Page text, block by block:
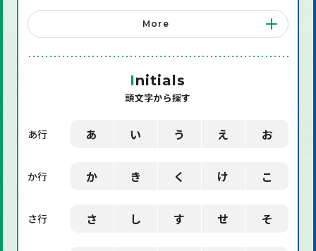
「システム」に関する用語
「店舗備品」に関する用語
「環境」に関する用語
「業界用語」に関する用語
More
Initials
頭文字から探す
あ行 あ い う え お
か行 か き く け こ
さ行 さ し す せ そ